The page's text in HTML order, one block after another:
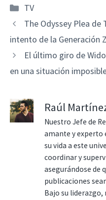
Categorías
TV
The Odyssey Plea
intento de la Generación
El último giro de
en una situación
Raúl
Nuestro Jefe de
amante y experto
su vida a este
coordinar y
asegurándose de
publicaciones
Bajo su